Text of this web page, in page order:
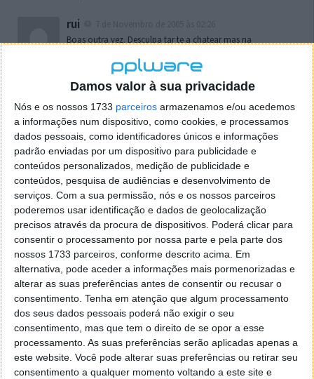
Damos valor à sua privacidade
Nós e os nossos 1733 parceiros armazenamos e/ou acedemos
a informações num dispositivo, como cookies, e processamos
dados pessoais, como identificadores únicos e informações
padrão enviadas por um dispositivo para publicidade e
conteúdos personalizados, medição de publicidade e
conteúdos, pesquisa de audiências e desenvolvimento de
serviços. Com a sua permissão, nós e os nossos parceiros
poderemos usar identificação e dados de geolocalização
precisos através da procura de dispositivos. Poderá clicar para
consentir o processamento por nossa parte e pela parte dos
nossos 1733 parceiros, conforme descrito acima. Em
alternativa, pode aceder a informações mais pormenorizadas e
alterar as suas preferências antes de consentir ou recusar o
consentimento. Tenha em atenção que algum processamento
dos seus dados pessoais poderá não exigir o seu
consentimento, mas que tem o direito de se opor a esse
processamento. As suas preferências serão aplicadas apenas a
este website. Você pode alterar suas preferências ou retirar seu
consentimento a qualquer momento voltando a este site e
rui
Boas outra vez. Desculpa tar te a chatear mas na
o firefox como browser predefenido
de control tudo e nada. Tou a comecar a desesperar, ate ja
tentei apagar o explorer na tentativa de forçar o uso do
firefox mas em vao. Kaso te lembres de outra dica fico
agradecido, caso contrario obrigado a mesma
Responder
Vítor M.
7 de Novembro de 2005 às 01:39
@Reporter
Desculpa mas o link funciona. Seja como for segue por mail
o MSn Messenger 8.
Responder
Vítor M.
7 de Novembro de 2005 às 11:21
@Rui
Tens de encontrar o que te falei. Faz da seguinte maneira,
janela iniciar e no topo dessa janela com o botão direito do
rato faz propriedades. Depois no separador Menu ‘Iniciar’
clica no botão ‘Personalizar’ aí encontrarás no separador
geral a opção para escolheres o Browser com que queres